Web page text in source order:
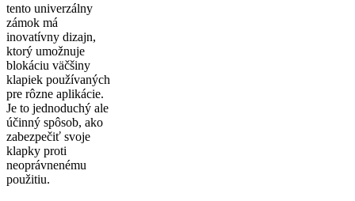
tento univerzálny
zámok má
inovatívny dizajn,
ktorý umožnuje
blokáciu väčšiny
klapiek používaných
pre rôzne aplikácie.
Je to jednoduchý ale
účinný spôsob, ako
zabezpečiť svoje
klapky proti
neoprávnenému
použitiu.